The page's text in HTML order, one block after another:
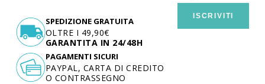
ISCRIVITI
SPEDIZIONE GRATUITA
OLTRE I 49,90€
GARANTITA IN 24/48H
PAGAMENTI SICURI
PAYPAL, CARTA DI CREDITO
O CONTRASSEGNO